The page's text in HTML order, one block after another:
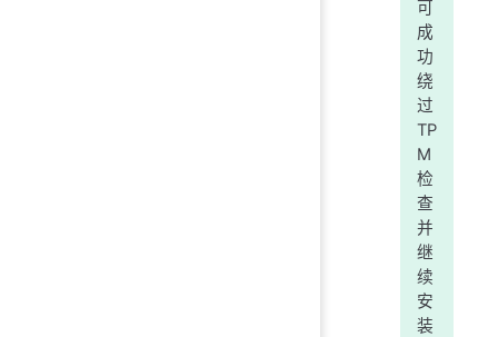
可
成
功
绕
过
TP
M
检
查
并
继
续
安
装